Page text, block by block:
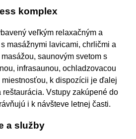
komplex
veľkým relaxačným a
masážnymi lavicami, chrličmi a
saunovým svetom s
infrasaunou, ochladzovacou
k dispozícii je ďalej
reštaurácia. Vstupy zakúpené do
i k návšteve letnej časti.
a služby